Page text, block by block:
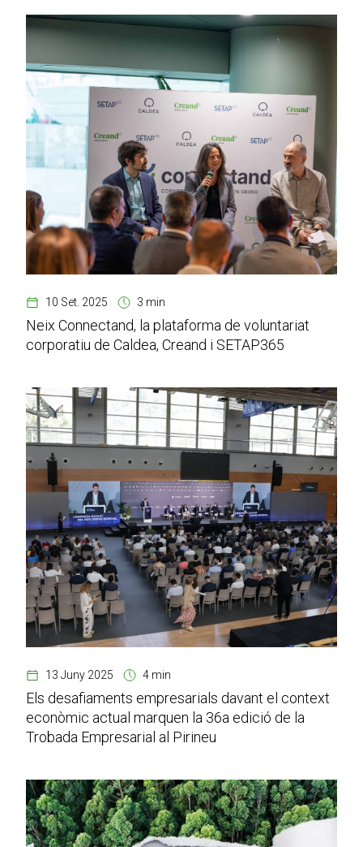
10 Set. 2025 3 min
Neix Connectand, la plataforma de voluntariat
corporatiu de Caldea, Creand i SETAP365
13 Juny 2025 4 min
Els desafiaments empresarials davant el context
econòmic actual marquen la 36a edició de la
Trobada Empresarial al Pirineu